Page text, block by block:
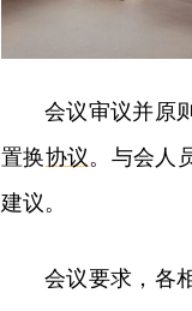
会议审议并原
置换协议。与会人
建议。
会议要求，各